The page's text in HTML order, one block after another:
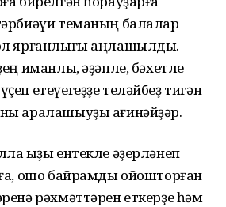
теманың балалар
ярғанлығы аңлашылды.
иманлы, әҙәпле, бәхетле
етеүегеҙҙе теләйбеҙ тигән
аралашыуҙы ағинәйҙәр.
ҡыҙы ентекле әҙерләнеп
ошо байрамды ойошторған
рәхмәттәрен еткерҙе һәм